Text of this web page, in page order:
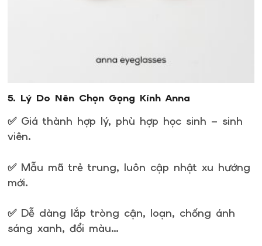
5. Lý Do Nên Chọn Gọng Kính Anna
✅ Giá thành hợp lý, phù hợp học sinh – sinh
viên.
✅ Mẫu mã trẻ trung, luôn cập nhật xu hướng
mới.
✅ Dễ dàng lắp tròng cận, loạn, chống ánh
sáng xanh, đổi màu…